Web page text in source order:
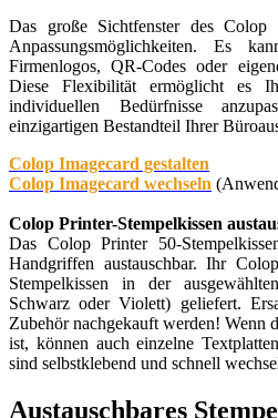
Das große Sichtfenster des Colop
Anpassungsmöglichkeiten. Es
Firmenlogos, QR-Codes oder
Diese Flexibilität ermöglicht es
individuellen Bedürfnisse
einzigartigen Bestandteil Ihrer
Colop Imagecard gestalten
Colop Imagecard wechseln
Colop Printer-Stempelkissen
Das Colop Printer 50-
Handgriffen austauschbar. Ihr
Stempelkissen in der
Schwarz oder Violett) geliefert.
Zubehör nachgekauft werden! Wenn
ist, können auch einzelne
sind selbstklebend und schnell
Austauschbares